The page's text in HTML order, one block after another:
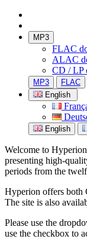
MP3
FLAC
ALAC
CD / LP
MP3 FLAC
English
English
Welcome to
presenting high-
periods from the
Hyperion offers both
The site is also
Please use the
use the checkbox to